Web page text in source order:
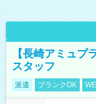
【長崎アミュ
スタッフ
派遣 ブランクOK